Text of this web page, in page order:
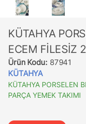
KÜTAHYA
ECEM FİLESİZ
Ürün Kodu: 87941
KÜTAHYA
KÜTAHYA PORSELEN
PARÇA YEMEK TAKIMI